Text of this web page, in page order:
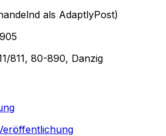
als AdaptlyPost)
811, 80-890, Danzig